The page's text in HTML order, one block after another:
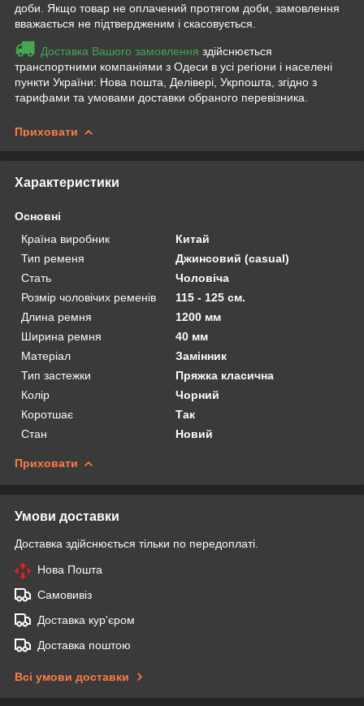
доби. Якщо товар не оплачений протягом доби, замовлення
вважається не підтвердженим і скасовується.
Доставка Вашого замовлення здійснюється
транспортними компаніями з Одеси в усі регіони і населені
пункти України: Нова пошта, Делівері, Укрпошта, згідно з
тарифами та умовами доставки обраного перевізника.
Приховати
Характеристики
Основні
Країна виробник
Китай
Тип ременя
Джинсовий (casual)
Стать
Чоловіча
Розмір чоловічих ременів
115 - 125 см.
Длина ремня
1200 мм
Ширина ремня
40 мм
Матеріал
Замінник
Тип застежки
Пряжка класична
Колір
Чорний
Коротшає
Так
Стан
Новий
Приховати
Умови доставки
Доставка здійснюється тільки по передоплаті.
Нова Пошта
Самовивіз
Доставка кур'єром
Доставка поштою
Всі умови доставки